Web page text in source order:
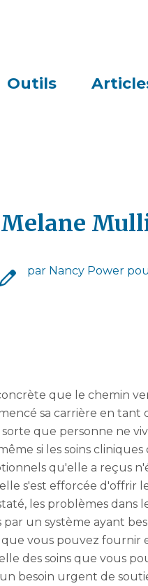
Outils
par Nancy Power
que le chemin
sa carrière en tant
que personne ne
si les soins
qu'elle a reçus
s'est efforcée d'offrir
les problèmes dans
par un système ayant
que vous pouvez
des soins que vous
besoin urgent de